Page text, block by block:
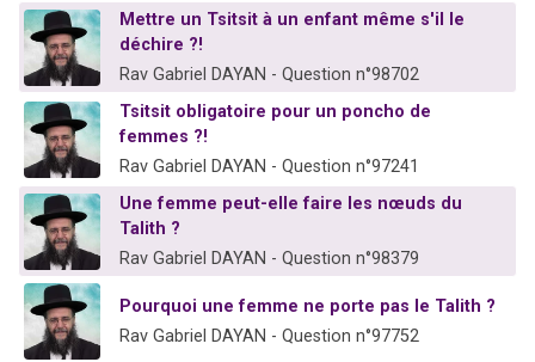
Mettre un Tsitsit à un enfant même s'il le
déchire ?!
Rav Gabriel DAYAN - Question n°98702
Tsitsit obligatoire pour un poncho de
femmes ?!
Rav Gabriel DAYAN - Question n°97241
Une femme peut-elle faire les nœuds du
Talith ?
Rav Gabriel DAYAN - Question n°98379
Pourquoi une femme ne porte pas le Talith ?
Rav Gabriel DAYAN - Question n°97752